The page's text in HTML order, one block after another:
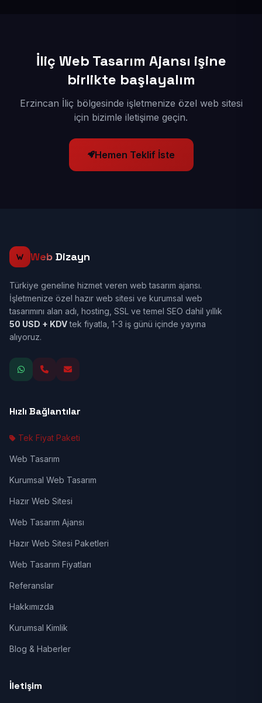
İliç Web Tasarım Ajansı işine
birlikte başlayalım
Erzincan İliç bölgesinde işletmenize özel web sitesi
için bizimle iletişime geçin.
Hemen Teklif İste
Web Dizayn
Türkiye geneline hizmet veren web tasarım ajansı.
İşletmenize özel hazır web sitesi ve kurumsal web
tasarımını alan adı, hosting, SSL ve temel SEO dahil yıllık
50 USD + KDVtek fiyatla, 1-3 iş günü içinde yayına
alıyoruz.
Hızlı Bağlantılar
Tek Fiyat Paketi
Web Tasarım
Kurumsal Web Tasarım
Hazır Web Sitesi
Web Tasarım Ajansı
Hazır Web Sitesi Paketleri
Web Tasarım Fiyatları
Referanslar
Hakkımızda
Kurumsal Kimlik
Blog & Haberler
İletişim